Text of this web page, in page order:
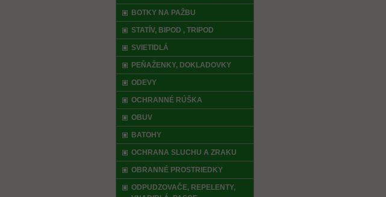
BOTKY NA PAŽBU
STATÍV, BIPOD , TRIPOD
SVIETIDLÁ
PEŇAŽENKY, DOKLADOVKY
ODEVY
OCHRANNÉ RÚŠKA
OBUV
BATOHY
OCHRANA SLUCHU A ZRAKU
OBRANNÉ PROSTRIEDKY
ODPUDZOVAČE, REPELENTY,